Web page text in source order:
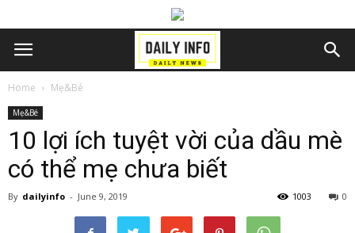
Home Mẹ&Bé
Mẹ&Bé
10 lợi ích tuyệt vời của dầu mè
có thể mẹ chưa biết
By dailyinfo - June 9, 2019 0
1003